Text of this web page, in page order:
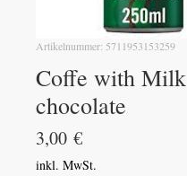
Artikelnummer: 5711953153259
Coffe with Milk
chocolate
3,00 €Preis
inkl. MwSt.